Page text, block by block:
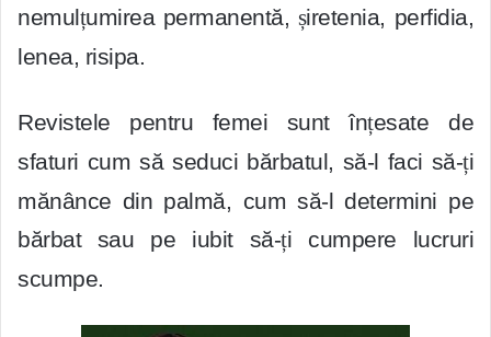
nemulțumirea permanentă, șiretenia, perfidia,
lenea, risipa.
Revistele pentru femei sunt înțesate de
sfaturi cum să seduci bărbatul, să-l faci să-ți
mănânce din palmă, cum să-l determini pe
bărbat sau pe iubit să-ți cumpere lucruri
scumpe.